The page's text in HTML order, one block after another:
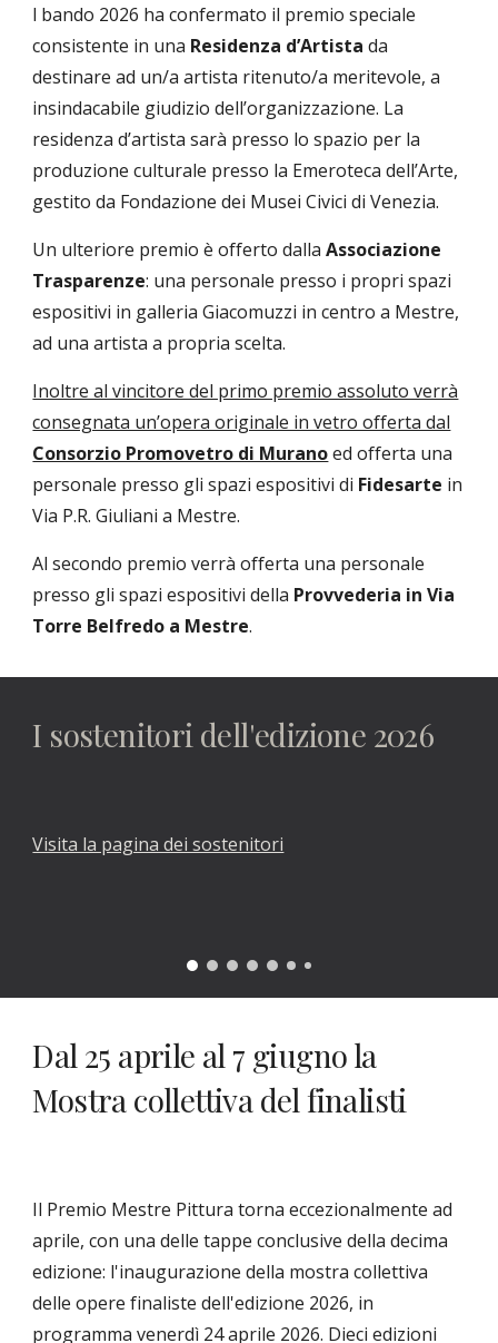
l bando 2026 ha confermato il premio speciale
consistente in una Residenza d’Artista da
destinare ad un/a artista ritenuto/a meritevole, a
insindacabile giudizio dell’organizzazione. La
residenza d’artista sarà presso lo spazio per la
produzione culturale presso la Emeroteca dell’Arte,
gestito da Fondazione dei Musei Civici di Venezia.
Un ulteriore premio è offerto dallaAssociazione
Trasparenze: una personale presso i propri spazi
espositivi in galleria Giacomuzzi in centro a Mestre,
ad una artista a propria scelta.
Inoltre al vincitore del primo premio assoluto verrà
consegnata un’opera originale in vetro offerta dal
Consorzio Promovetro di Muranoed offerta una
personale presso gli spazi espositivi di Fidesarte in
Via P.R. Giuliani a Mestre.
Al secondo premio verrà offerta una personale
presso gli spazi espositivi della Provvederia in Via
Torre Belfredo a Mestre.
I sostenitori dell'edizione 2026
Visita la pagina dei sostenitori
Dal 25 aprile al 7 giugno la
Mostra collettiva del finalisti
Il Premio Mestre Pittura torna eccezionalmente ad
aprile, con una delle tappe conclusive della decima
edizione: l'inaugurazione della mostra collettiva
delle opere finaliste dell'edizione 2026, in
programma venerdì 24 aprile 2026. Dieci edizioni